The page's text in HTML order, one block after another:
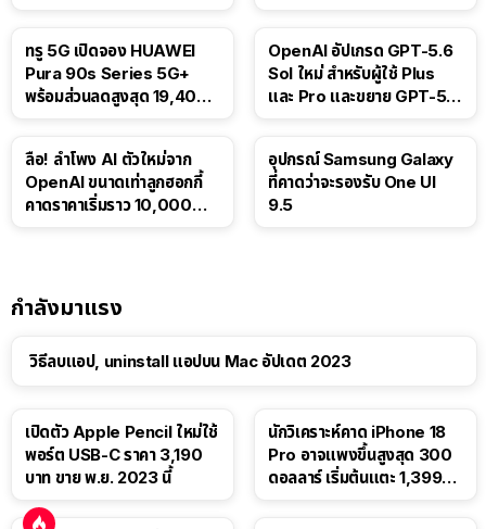
ทรู 5G เปิดจอง HUAWEI
Pura 90s Series 5G+
พร้อมส่วนลดสูงสุด 19,400
OpenAI อัปเกรด GPT-5.6
Sol ใหม่ สำหรับผู้ใช้ Plus
และ Pro และขยาย GPT-5.6
ลือ! ลำโพง AI ตัวใหม่จาก
OpenAI ขนาดเท่าลูกฮอกกี้
คาดราคาเริ่มราว 10,000
อุปกรณ์ Samsung Galaxy
ที่คาดว่าจะรองรับ One UI
9.5
กำลังมาแรง
วิธีลบแอป, uninstall แอปบน Mac อัปเดต 2023
เปิดตัว Apple Pencil ใหม่ใช้
พอร์ต USB-C ราคา 3,190
บาท ขาย พ.ย. 2023 นี้
นักวิเคราะห์คาด iPhone 18
Pro อาจแพงขึ้นสูงสุด 300
ดอลลาร์ เริ่มต้นแตะ 1,399